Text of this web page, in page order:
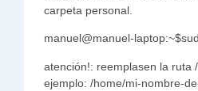
carpeta personal.
manuel@manuel-
atención!: reemplasen la ruta
ejemplo: /home/mi-nombre-